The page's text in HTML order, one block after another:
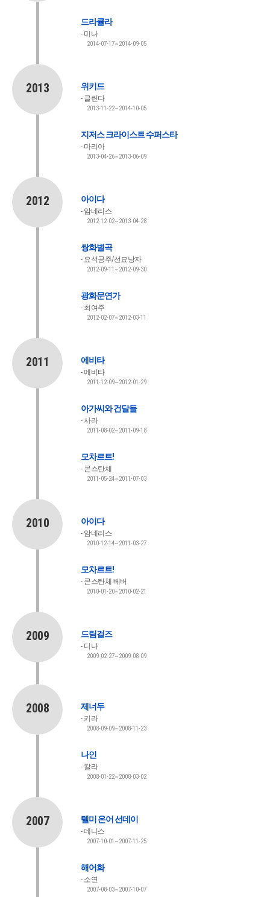
드라큘라
미나
2014-07-17~2014-09-05
2013 위키드
글린다
2013-11-22~2014-10-05
지저스 크라이스트 수퍼스타
마리아
2013-04-26~2013-06-09
2012 아이다
암네리스
2012-12-02~2013-04-28
쌍화별곡
요석공주/선묘낭자
2012-09-11~2012-09-30
광화문연가
최여주
2012-02-07~2012-03-11
2011 에비타
에비타
2011-12-09~2012-01-29
아가씨와 건달들
사라
2011-08-02~2011-09-18
모차르트!
콘스탄체
2011-05-24~2011-07-03
2010 아이다
암네리스
2010-12-14~2011-03-27
모차르트!
콘스탄체 베버
2010-01-20~2010-02-21
2009 드림걸즈
디나
2009-02-27~2009-08-09
2008 제너두
키라
2008-09-09~2008-11-23
나인
칼라
2008-01-22~2008-03-02
2007 텔미 온어 선데이
데니스
2007-10-01~2007-11-25
해어화
소연
2007-08-03~2007-10-07